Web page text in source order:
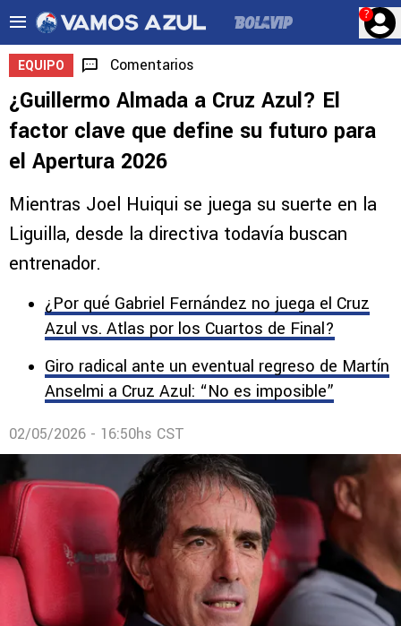
?
EQUIPO Comentarios
¿Guillermo Almada a Cruz Azul? El
factor clave que define su futuro para
el Apertura 2026
Mientras Joel Huiqui se juega su suerte en la
Liguilla, desde la directiva todavía buscan
entrenador.
¿Por qué Gabriel Fernández no juega el Cruz
Azul vs. Atlas por los Cuartos de Final?
Giro radical ante un eventual regreso de Martín
Anselmi a Cruz Azul: “No es imposible”
02/05/2026 - 16:50hs CST